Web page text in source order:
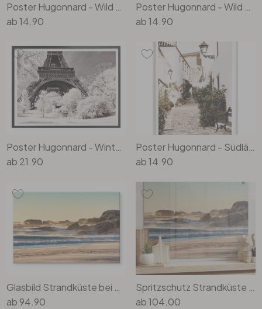
Poster Hugonnard - Wild Explosion: Zwei Zebras
ab14.90
Poster Hugonnard - Wild Explosion: Giraffe
ab14.90
Poster Hugonnard - Winterfeeling in Paris
ab 21.90
Poster Hugonnard - Südländisch
ab14.90
Glasbild Strandküste bei Sonnenaufgang in Afrika - Hugonnard
ab 94.90
Spritzschutz Strandküste bei Sonnenaufgang in Afrika - Hugonnard
ab104.00